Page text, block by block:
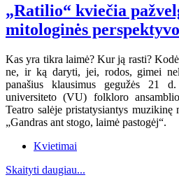
„Ratilio“ kviečia
mitologinės
Kas yra tikra laimė? Kur ją rasti?
ne, ir ką daryti, jei, rodos, gimei
panašius klausimus gegužės 21
universiteto (VU) folkloro
Teatro salėje pristatysiantys
„Gandras ant stogo, laimė pastogėj“.
Kvietimai
Skaityti daugiau...